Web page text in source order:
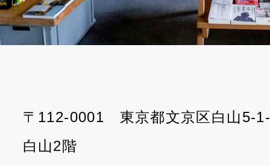
〒112-0001 東京都文京区白山5-
白山2階